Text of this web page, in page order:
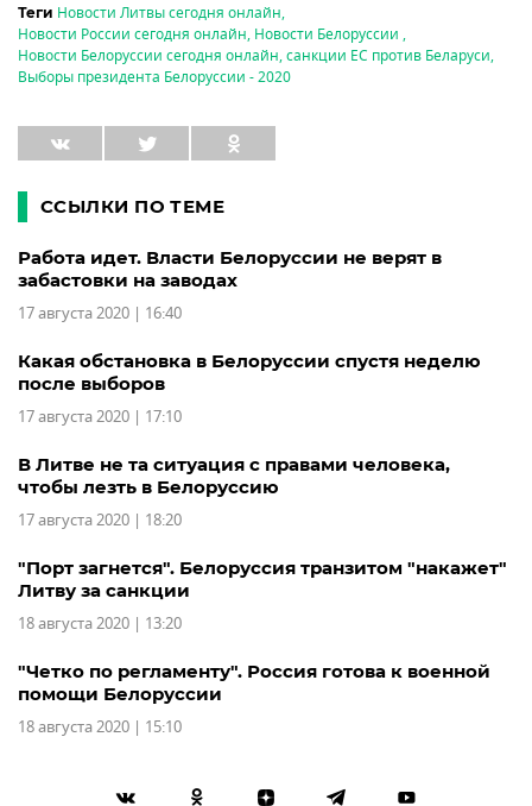
Теги Новости Литвы сегодня онлайн,
Новости России сегодня онлайн, Новости Белоруссии ,
Новости Белоруссии сегодня онлайн,санкции ЕС против Беларуси,
Выборы президента Белоруссии - 2020
ССЫЛКИ ПО ТЕМЕ
Работа идет. Власти Белоруссии не верят в
забастовки на заводах
17 августа 2020 | 16:40
Какая обстановка в Белоруссии спустя неделю
после выборов
17 августа 2020 | 17:10
В Литве не та ситуация с правами человека,
чтобы лезть в Белоруссию
17 августа 2020 | 18:20
"Порт загнется". Белоруссия транзитом "накажет"
Литву за санкции
18 августа 2020 | 13:20
"Четко по регламенту". Россия готова к военной
помощи Белоруссии
18 августа 2020 | 15:10